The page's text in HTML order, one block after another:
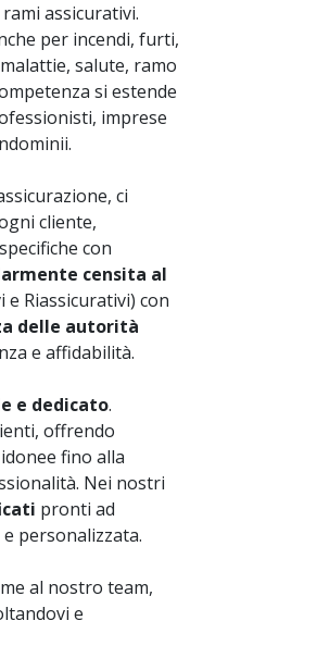
assicurativi.
per incendi, furti,
salute, ramo
si estende
imprese
ci
cliente,
con
censita al
Riassicurativi) con
delle autorità
e affidabilità.
e dedicato.
offrendo
fino alla
Nei nostri
pronti ad
personalizzata.
al nostro team,
e